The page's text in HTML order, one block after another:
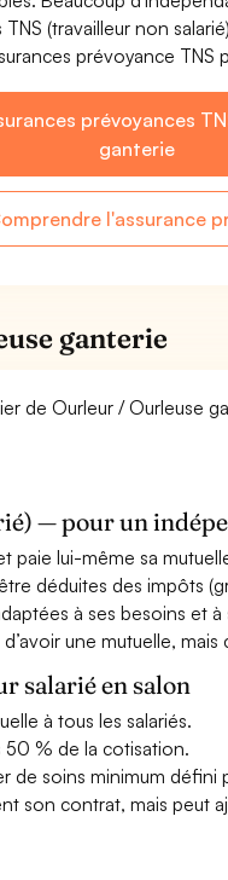
(travailleur non
prévoyance
prévoyances
ganterie
l'assurance
ganterie
de Ourleur / Ourleuse
— pour un
paie lui-même sa
déduites des impôts
à ses besoins et
une mutuelle,
salarié en salon
à tous les salariés.
50 % de la cotisation.
de soins minimum défini
son contrat, mais peut